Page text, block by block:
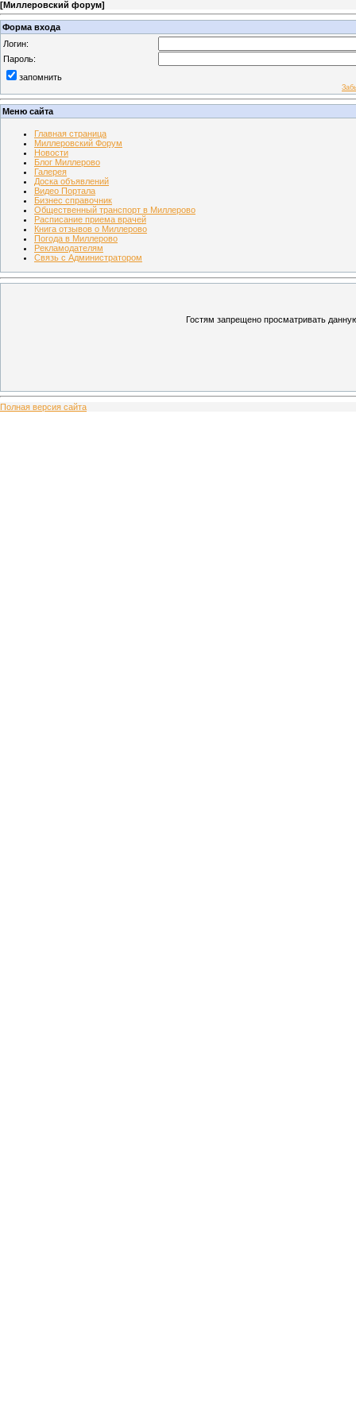
[Миллеровский форум]
Форма входа
Логин:
Пароль:
запомнить
Меню сайта
Главная страница
Миллеровский Форум
Новости
Блог Миллерово
Галерея
Доска объявлений
Видео Портала
Бизнес справочник
Общественный транспорт в Миллерово
Расписание приема врачей
Книга отзывов о Миллерово
Погода в Миллерово
Рекламодателям
Связь с Администратором
Гостям запрещено просматривать
Полная версия сайта